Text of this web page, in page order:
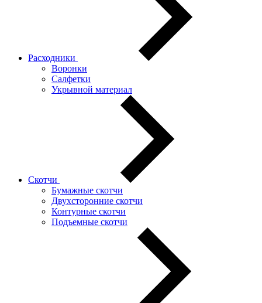
Расходники
Воронки
Салфетки
Укрывной материал
Скотчи
Бумажные скотчи
Двухсторонние скотчи
Контурные скотчи
Подъемные скотчи